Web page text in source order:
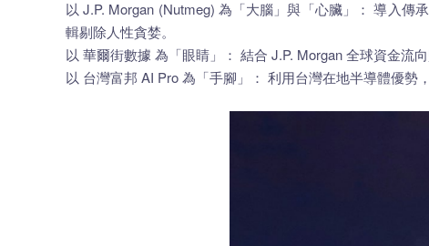
以 J.P. Morgan (Nutmeg) 為「大腦」與「心臟」： 導入
輯剔除人性貪婪。
以 華爾街數據 為「眼睛」： 結合 J.P. Morgan 全球資金流
以 台灣富邦 AI Pro 為「手腳」： 利用台灣在地半導體優勢